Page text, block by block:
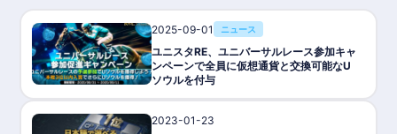
al-stallion/
アプリをインストールする
2025-09-01 ニュース
ユニスタRE、ユニバーサルレース参加キャ
ンペーンで全員に仮想通貨と交換可能なU
ソウルを付与
2023-01-23